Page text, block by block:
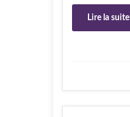
Lire la suite